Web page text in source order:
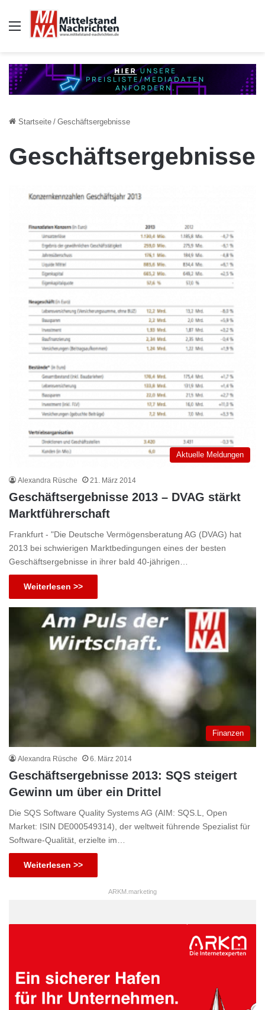
Auswahl
Startseite / Geschäftsergebnisse
Geschäftsergebnisse
Aktuelle Meldungen
Alexandra Rüsche 21. März 2014
Geschäftsergebnisse 2013 – DVAG stärkt
Marktführerschaft
Frankfurt - "Die Deutsche Vermögensberatung AG (DVAG) hat
2013 bei schwierigen Marktbedingungen eines der besten
Geschäftsergebnisse in ihrer bald 40-jährigen…
Weiterlesen >>
Finanzen
Alexandra Rüsche 6. März 2014
Geschäftsergebnisse 2013: SQS steigert
Gewinn um über ein Drittel
Die SQS Software Quality Systems AG (AIM: SQS.L, Open
Market: ISIN DE000549314), der weltweit führende Spezialist für
Software-Qualität, erzielte im…
Weiterlesen >>
ARKM.marketing